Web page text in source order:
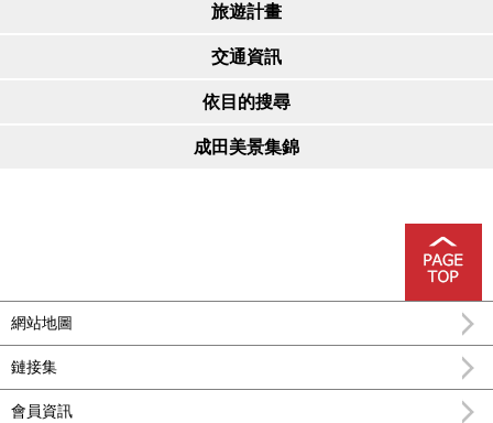
旅遊計畫
交通資訊
依目的搜尋
成田美景集錦
網站地圖
鏈接集
會員資訊